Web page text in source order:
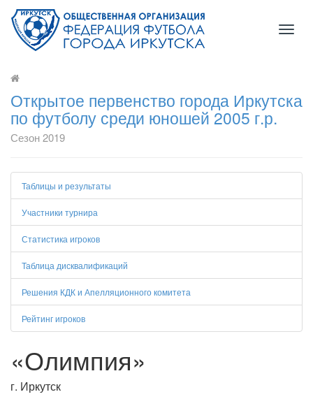
Открытое первенство города Иркутска
по футболу среди юношей 2005 г.р.
Сезон 2019
Таблицы и результаты
Участники турнира
Статистика игроков
Таблица дисквалификаций
Решения КДК и Апелляционного комитета
Рейтинг игроков
«Олимпия»
г. Иркутск